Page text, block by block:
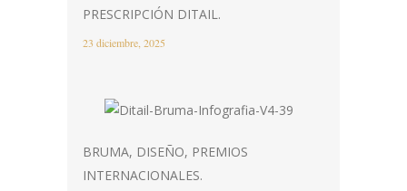
PRESCRIPCIÓN DITAIL.
23 diciembre, 2025
BRUMA, DISEÑO, PREMIOS
INTERNACIONALES.